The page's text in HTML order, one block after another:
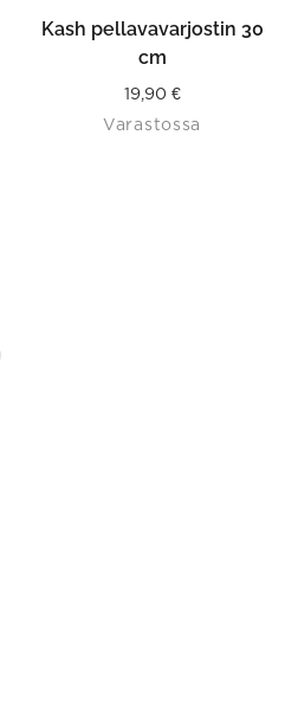
Kash pellavavarjostin 30
cm
19,90 €
Varastossa